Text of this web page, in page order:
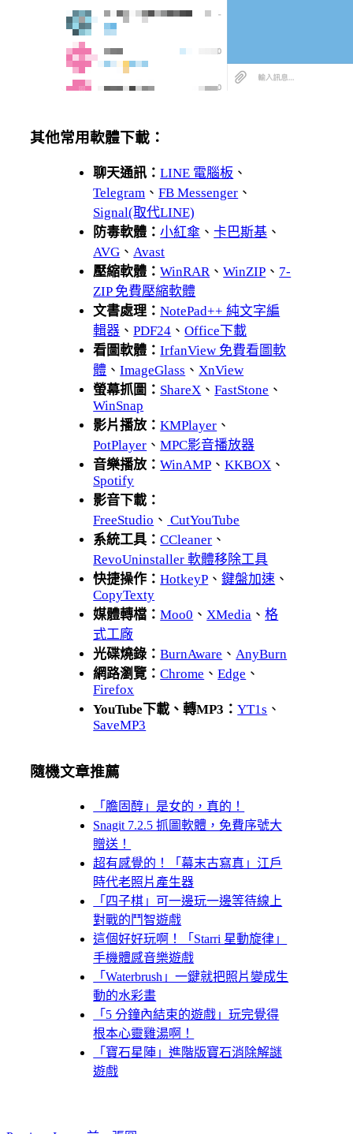
其他常用軟體下載：
聊天通訊：LINE 電腦板 、
Telegram 、FB Messenger 、
Signal(取代LINE)
防毒軟體：小紅傘 、卡巴斯基 、
AVG 、 Avast
壓縮軟體：WinRAR 、WinZIP 、 7-
ZIP 免費壓縮軟體
文書處理：NotePad++ 純文字編
輯器 、PDF24 、Office下載
看圖軟體：IrfanView 免費看圖軟
體 、ImageGlass 、 XnView
螢幕抓圖： ShareX 、FastStone 、
WinSnap
影片播放：KMPlayer 、
PotPlayer 、MPC影音播放器
音樂播放：WinAMP 、KKBOX 、
Spotify
影音下載：
FreeStudio 、 CutYouTube
系統工具：CCleaner 、
RevoUninstaller 軟體移除工具
快捷操作：HotkeyP 、鍵盤加速 、
CopyTexty
媒體轉檔：Moo0 、 XMedia 、格
式工廠
光碟燒錄：BurnAware 、 AnyBurn
網路瀏覽：Chrome 、Edge 、
Firefox
YouTube下載、轉MP3：YT1s 、
SaveMP3
隨機文章推薦
「膽固醇」是女的，真的！
Snagit 7.2.5 抓圖軟體，免費序號大
贈送！
超有感覺的！「幕末古寫真」江戶
時代老照片產生器
「四子棋」可一邊玩一邊等待線上
對戰的鬥智遊戲
這個好好玩啊！「Starri 星動旋律」
手機體感音樂遊戲
「Waterbrush」一鍵就把照片變成生
動的水彩畫
「5 分鐘內結束的遊戲」玩完覺得
根本心靈雞湯啊！
「寶石星陣」進階版寶石消除解謎
遊戲